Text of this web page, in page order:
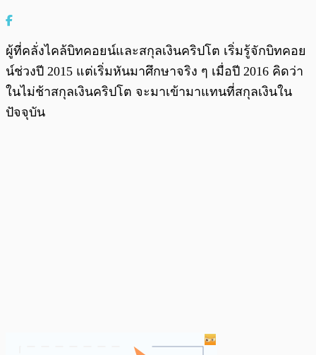
ผู้ที่คลั่งไคล้บิทคอยน์และสกุลเงินคริปโต เริ่มรู้จักบิทคอย
น์ช่วงปี 2015 แต่เริ่มหันมาศึกษาจริง ๆ เมื่อปี 2016 คิดว่า
ในไม่ช้าสกุลเงินคริปโต จะมาเข้ามาแทนที่สกุลเงินใน
ปัจจุบัน